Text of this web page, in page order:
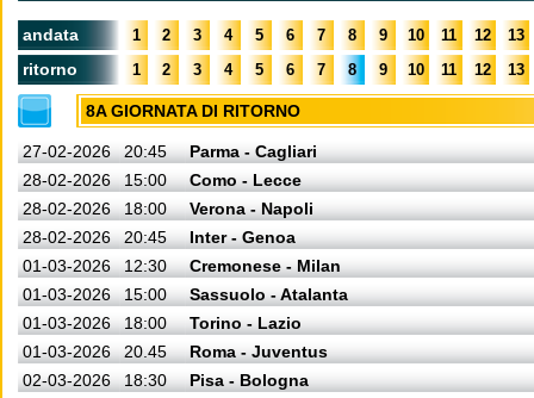
andata 1 2 3 4 5 6 7 8 9 10 11 12 13
ritorno 1 2 3 4 5 6 7 8 9 10 11 12 13
8A GIORNATA DI RITORNO
27-02-2026 20:45
Parma - Cagliari
28-02-2026
15:00
Como - Lecce
28-02-2026
18:00
Verona - Napoli
28-02-2026
20:45
Inter - Genoa
01-03-2026
12:30
Cremonese - Milan
01-03-2026
15:00
Sassuolo - Atalanta
01-03-2026
18:00
Torino - Lazio
01-03-2026
20.45
Roma - Juventus
02-03-2026
18:30
Pisa - Bologna